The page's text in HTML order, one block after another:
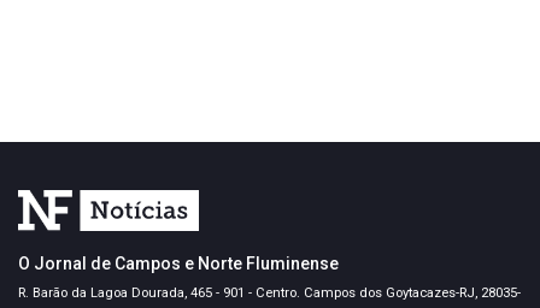
O Jornal de Campos e Norte Fluminense
R. Barão da Lagoa Dourada, 465 - 901 - Centro. Campos dos Goytacazes-RJ, 28035-